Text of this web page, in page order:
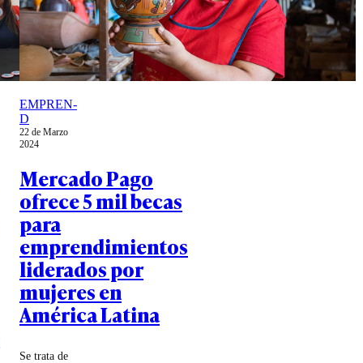
EMPREN-
D
22 de Marzo
2024
Mercado Pago
ofrece 5 mil becas
para
emprendimientos
liderados por
mujeres en
América Latina
Se trata de